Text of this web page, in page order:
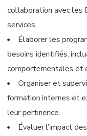
collaboration avec les
services.
Élaborer les
besoins identifiés,
comportementales et
Organiser et
formation internes et
leur pertinence.
Évaluer l’impact